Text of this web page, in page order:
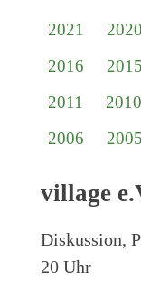
Kunstverein
Förderer
Jahresgaben
Mitglied
Ausstellungen
kommende
Kommende
2021
2020
2016
2015
2011
2010
2006
2005
village
Diskussion,
20 Uhr